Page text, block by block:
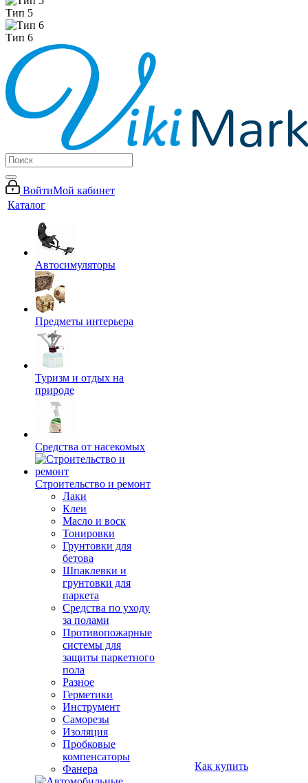
Тип 5
Тип 6
ВойтиМой кабинет
Каталог
Автосимуляторы
Предметы интерьера
Туризм и отдых на
природе
Средства от насекомых
Строительство и ремонт
Лаки
Клеи
Масло и воск
Тонировки
Грунтовки для
бетова
Шпаклевки и
грунтовки для
паркета
Средства по уходу
за полами
Противопожарные
системы для
защиты паркетного
пола
Разное
Герметики
Инструмент
Саморезы
Изоляция
Пробковые
компенсаторы
Фанера
Как купить